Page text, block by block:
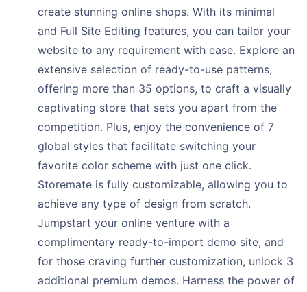
create stunning online shops. With its minimal
and Full Site Editing features, you can tailor your
website to any requirement with ease. Explore an
extensive selection of ready-to-use patterns,
offering more than 35 options, to craft a visually
captivating store that sets you apart from the
competition. Plus, enjoy the convenience of 7
global styles that facilitate switching your
favorite color scheme with just one click.
Storemate is fully customizable, allowing you to
achieve any type of design from scratch.
Jumpstart your online venture with a
complimentary ready-to-import demo site, and
for those craving further customization, unlock 3
additional premium demos. Harness the power of